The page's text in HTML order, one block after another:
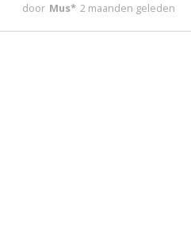
door Mus* 2 maanden geleden